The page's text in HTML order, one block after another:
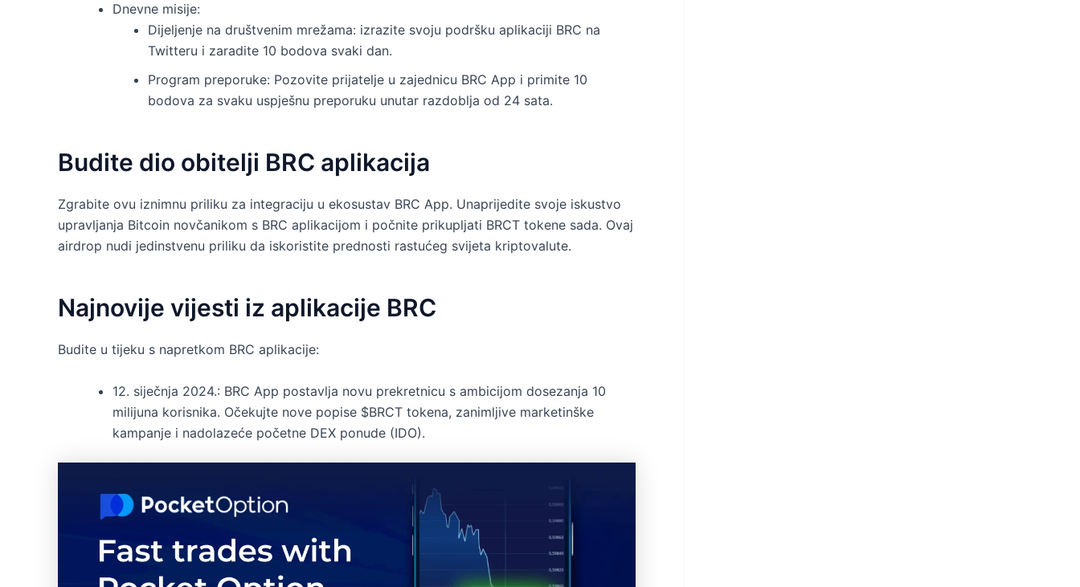
Dnevne misije:
Dijeljenje na društvenim mrežama: izrazite svoju podršku aplikaciji BRC na
Twitteru i zaradite 10 bodova svaki dan.
Program preporuke: Pozovite prijatelje u zajednicu BRC App i primite 10
bodova za svaku uspješnu preporuku unutar razdoblja od 24 sata.
Budite dio obitelji BRC aplikacija
Zgrabite ovu iznimnu priliku za integraciju u ekosustav BRC App. Unaprijedite svoje iskustvo
upravljanja Bitcoin novčanikom s BRC aplikacijom i počnite prikupljati BRCT tokene sada. Ovaj
airdrop nudi jedinstvenu priliku da iskoristite prednosti rastućeg svijeta kriptovalute.
Najnovije vijesti iz aplikacije BRC
Budite u tijeku s napretkom BRC aplikacije:
12. siječnja 2024.: BRC App postavlja novu prekretnicu s ambicijom dosezanja 10
milijuna korisnika. Očekujte nove popise $BRCT tokena, zanimljive marketinške
kampanje i nadolazeće početne DEX ponude (IDO).